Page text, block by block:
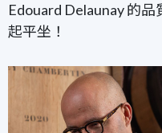
Edouard Delaunay 的品
起平坐！